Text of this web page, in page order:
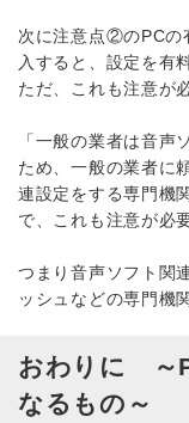
次に注意点②のPCの
入すると、設定を有
ただ、これも注意が
「一般の業者は音声
ため、一般の業者に
連設定をする専門機
で、これも注意が必
つまり音声ソフト関
ッシュなどの専門機
おわりに ～
なるもの～